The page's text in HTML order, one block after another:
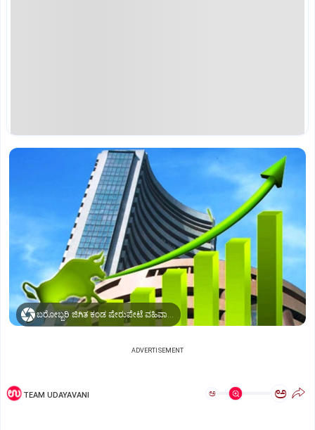
ADVERTISEMENT
TEAM UDAYAVANI ಅ ಅ